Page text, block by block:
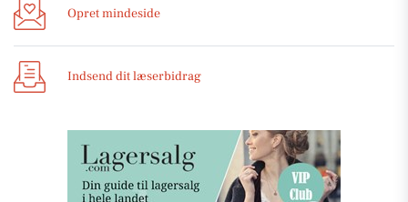
Opret mindeside
Indsend dit læserbidrag